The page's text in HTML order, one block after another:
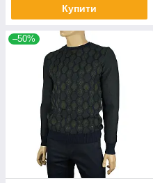
Купити
–50%